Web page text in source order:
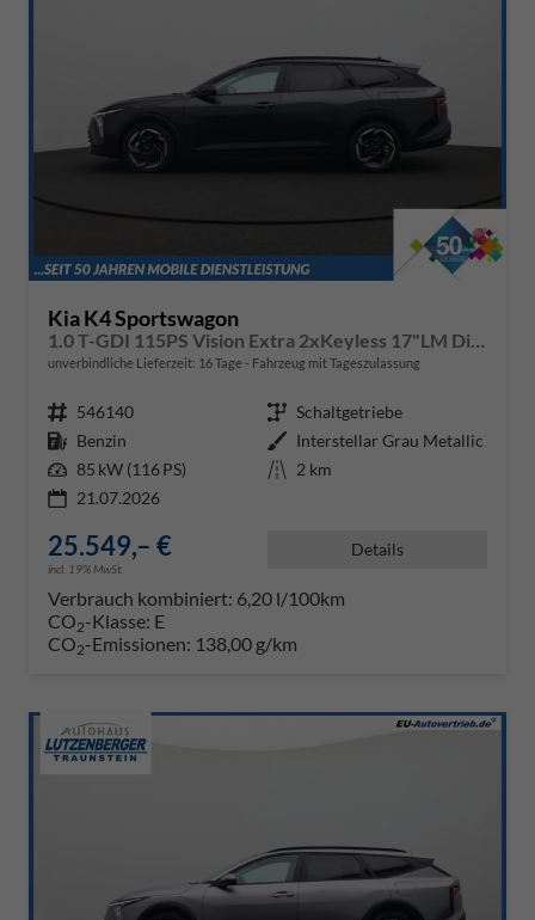
Kia K4 Sportswagon
1.0 T-GDI 115PS Vision Extra 2xKeyless 17"LM Digital Cockpit Klimaautomatik Sitzheizung Navi ACC PDC v+h Rückf.Kamera DAB Bluetooth Touchscreen Apple CarPlay Android Auto abged.Scheiben
unverbindliche Lieferzeit: 16 Tage Fahrzeug mit Tageszulassung
Fahrzeugnr. 546140 Getriebe Schaltgetriebe
Kraftstoff Benzin Außenfarbe Interstellar Grau Metallic
Leistung 85 kW (116 PS) Kilometerstand 2 km
21.07.2026
25.549,– €
incl. 19% MwSt.
Details
Verbrauch kombiniert: 6,20 l/100km
CO2-Klasse: E
CO2-Emissionen: 138,00 g/km